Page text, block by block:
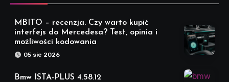
MBITO – recenzja. Czy warto kupić
interfejs do Mercedesa? Test, opinia i
możliwości kodowania
05 sie 2026
Bmw ISTA-PLUS 4.58.12